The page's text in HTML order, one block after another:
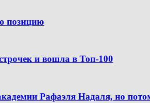
позицию
и вошла в Топ-100
Рафаэля Надаля, но